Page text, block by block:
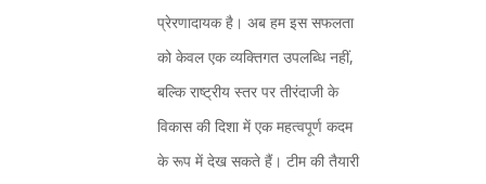
प्रेरणादायक है। अब हम इस सफलता
को केवल एक व्यक्तिगत उपलब्धि नहीं,
बल्कि राष्ट्रीय स्तर पर तीरंदाजी के
विकास की दिशा में एक महत्वपूर्ण कदम
के रूप में देख सकते हैं। टीम की तैयारी